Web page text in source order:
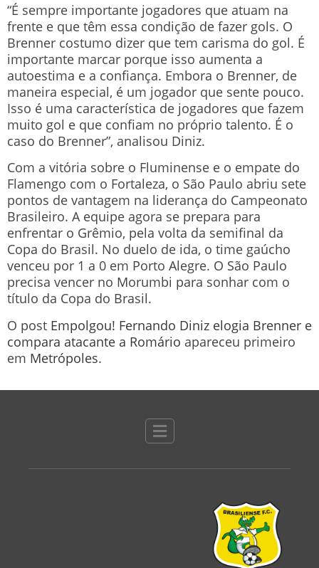
“É sempre importante jogadores que atuam na
frente e que têm essa condição de fazer gols. O
Brenner costumo dizer que tem carisma do gol. É
importante marcar porque isso aumenta a
autoestima e a confiança. Embora o Brenner, de
maneira especial, é um jogador que sente pouco.
Isso é uma característica de jogadores que fazem
muito gol e que confiam no próprio talento. É o
caso do Brenner”, analisou Diniz.
Com a vitória sobre o Fluminense e o empate do
Flamengo com o Fortaleza, o São Paulo abriu sete
pontos de vantagem na liderança do Campeonato
Brasileiro. A equipe agora se prepara para
enfrentar o Grêmio, pela volta da semifinal da
Copa do Brasil. No duelo de ida, o time gaúcho
venceu por 1 a 0 em Porto Alegre. O São Paulo
precisa vencer no Morumbi para sonhar com o
título da Copa do Brasil.
O post Empolgou! Fernando Diniz elogia Brenner e
compara atacante a Romário apareceu primeiro
em Metrópoles.